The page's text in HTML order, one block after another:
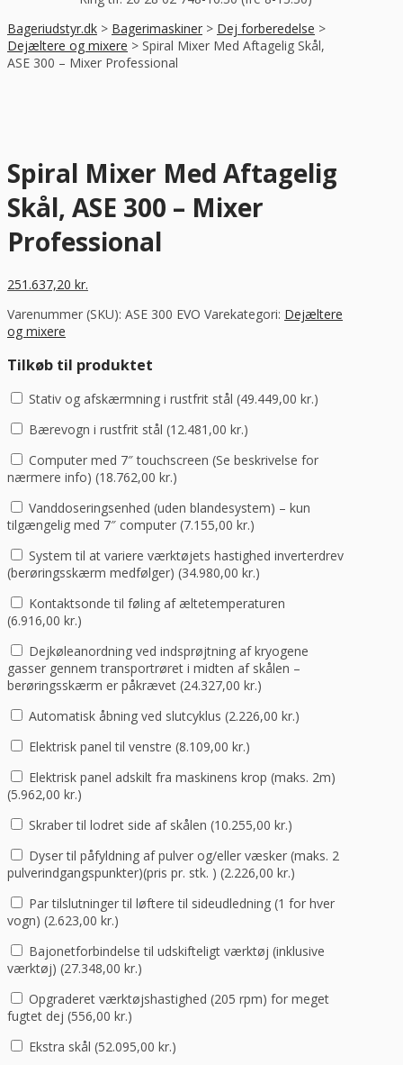
Bageriudstyr.dk > Bagerimaskiner > Dej forberedelse >
Dejæltere og mixere > Spiral Mixer Med Aftagelig Skål,
ASE 300 – Mixer Professional
Spiral Mixer Med Aftagelig
Skål, ASE 300 – Mixer
Professional
251.637,20 kr.
Varenummer (SKU): ASE 300 EVO Varekategori: Dejæltere
og mixere
Tilkøb til produktet
Stativ og afskærmning i rustfrit stål (49.449,00 kr.)
Bærevogn i rustfrit stål (12.481,00 kr.)
Computer med 7″ touchscreen (Se beskrivelse for
nærmere info) (18.762,00 kr.)
Vanddoseringsenhed (uden blandesystem) – kun
tilgængelig med 7″ computer (7.155,00 kr.)
System til at variere værktøjets hastighed inverterdrev
(berøringsskærm medfølger) (34.980,00 kr.)
Kontaktsonde til føling af æltetemperaturen
(6.916,00 kr.)
Dejkøleanordning ved indsprøjtning af kryogene
gasser gennem transportrøret i midten af ​​skålen –
berøringsskærm er påkrævet (24.327,00 kr.)
Automatisk åbning ved slutcyklus (2.226,00 kr.)
Elektrisk panel til venstre (8.109,00 kr.)
Elektrisk panel adskilt fra maskinens krop (maks. 2m)
(5.962,00 kr.)
Skraber til lodret side af skålen (10.255,00 kr.)
Dyser til påfyldning af pulver og/eller væsker (maks. 2
pulverindgangspunkter)(pris pr. stk. ) (2.226,00 kr.)
Par tilslutninger til løftere til sideudledning (1 for hver
vogn) (2.623,00 kr.)
Bajonetforbindelse til udskifteligt værktøj (inklusive
værktøj) (27.348,00 kr.)
Opgraderet værktøjshastighed (205 rpm) for meget
fugtet dej (556,00 kr.)
Ekstra skål (52.095,00 kr.)